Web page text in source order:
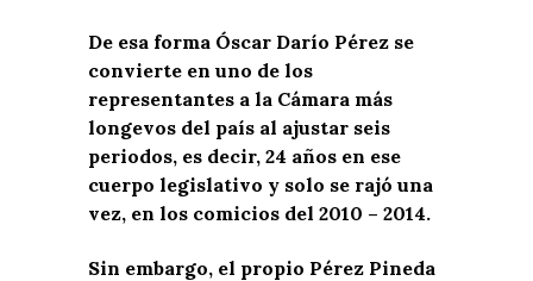
De esa forma Óscar Darío Pérez se
convierte en uno de los
representantes a la Cámara más
longevos del país al ajustar seis
periodos, es decir, 24 años en ese
cuerpo legislativo y solo se rajó una
vez, en los comicios del 2010 – 2014.
Sin embargo, el propio Pérez Pineda